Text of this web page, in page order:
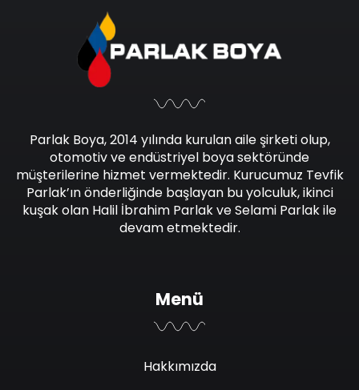
Parlak Boya, 2014 yılında kurulan aile şirketi olup,
otomotiv ve endüstriyel boya sektöründe
müşterilerine hizmet vermektedir. Kurucumuz Tevfik
Parlak’ın önderliğinde başlayan bu yolculuk, ikinci
kuşak olan Halil İbrahim Parlak ve Selami Parlak ile
devam etmektedir.
Menü
Hakkımızda